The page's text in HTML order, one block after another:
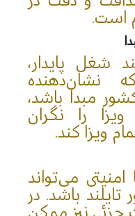
است.
شغل پایدار،
نشان‌دهنده
مبدا باشد،
را نگران
ویزا کند.
می‌تواند
تایلند باشد. در